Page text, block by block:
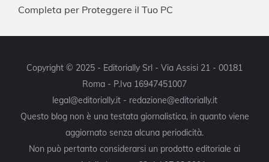
Completa per Proteggere il Tuo PC
Copyright © 2025 - Editorially Srl - Via Assisi 21 - 00181
Roma - P.Iva 16947451007
legal@editorially.it - redazione@editorially.it
Questo blog non è una testata giornalistica, in quanto viene
aggiornato senza alcuna periodicità.
Non può pertanto considerarsi un prodotto editoriale ai